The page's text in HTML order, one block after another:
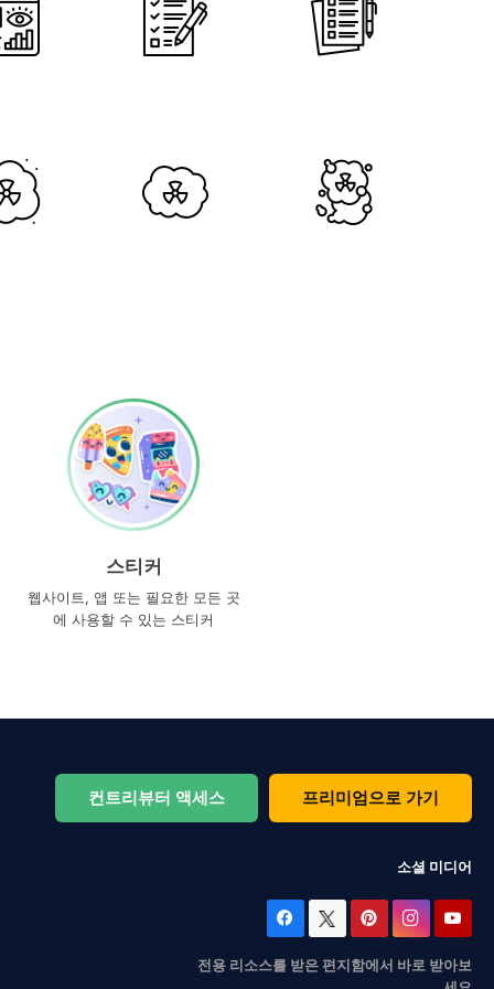
스티커
웹사이트, 앱 또는 필요한 모든 곳
에 사용할 수 있는 스티커
컨트리뷰터 액세스 프리미엄으로 가기
소셜 미디어
전용 리소스를 받은 편지함에서 바로 받아보